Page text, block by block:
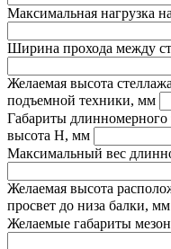
Максимальная нагрузка
Ширина прохода между
Желаемая высота
подъемной техники, мм
Габариты
высота H, мм
Максимальный вес
Желаемая высота
просвет до низа балки, мм
Желаемые габариты